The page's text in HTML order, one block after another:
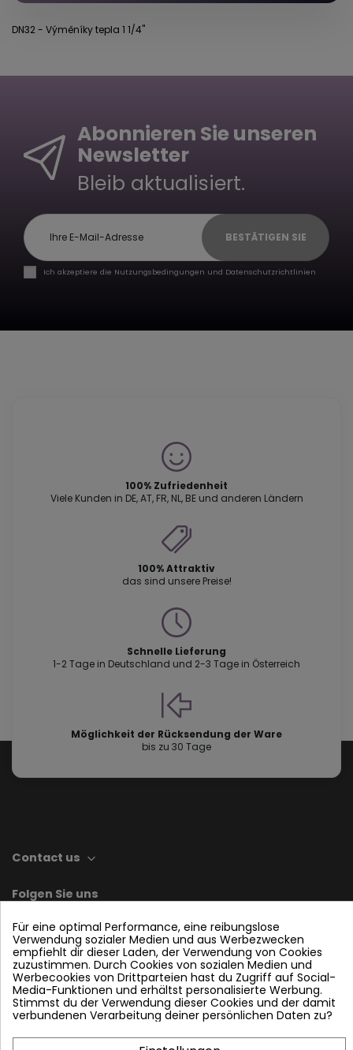
DN32 - Výměníky tepla 1 1/4"
Abonnieren Sie unseren
Newsletter
Bleib aktualisiert.
BESTÄTIGEN SIE
Ich akzeptiere die Nutzungsbedingungen und Datenschutzrichtlinien
100% Zufriedenheit
Viele Kunden in DE, AT, FR, NL, BE und anderen Ländern
100% Attraktiv
das sind unsere Preise!
Schnelle Lieferung
1-2 Tage in Deutschland und 2-3 Tage in Österreich
Möglichkeit der Rücksendung der Ware
bis zu 30 Tage
Contact us
Folgen Sie uns
Plattenwärmetauscher
PWT und andere
Für eine optimal Performance, eine reibungslose
Verwendung sozialer Medien und aus Werbezwecken
empfiehlt dir dieser Laden, der Verwendung von Cookies
zuzustimmen. Durch Cookies von sozialen Medien und
Werbecookies von Drittparteien hast du Zugriff auf Social-
Media-Funktionen und erhältst personalisierte Werbung.
Stimmst du der Verwendung dieser Cookies und der damit
verbundenen Verarbeitung deiner persönlichen Daten zu?